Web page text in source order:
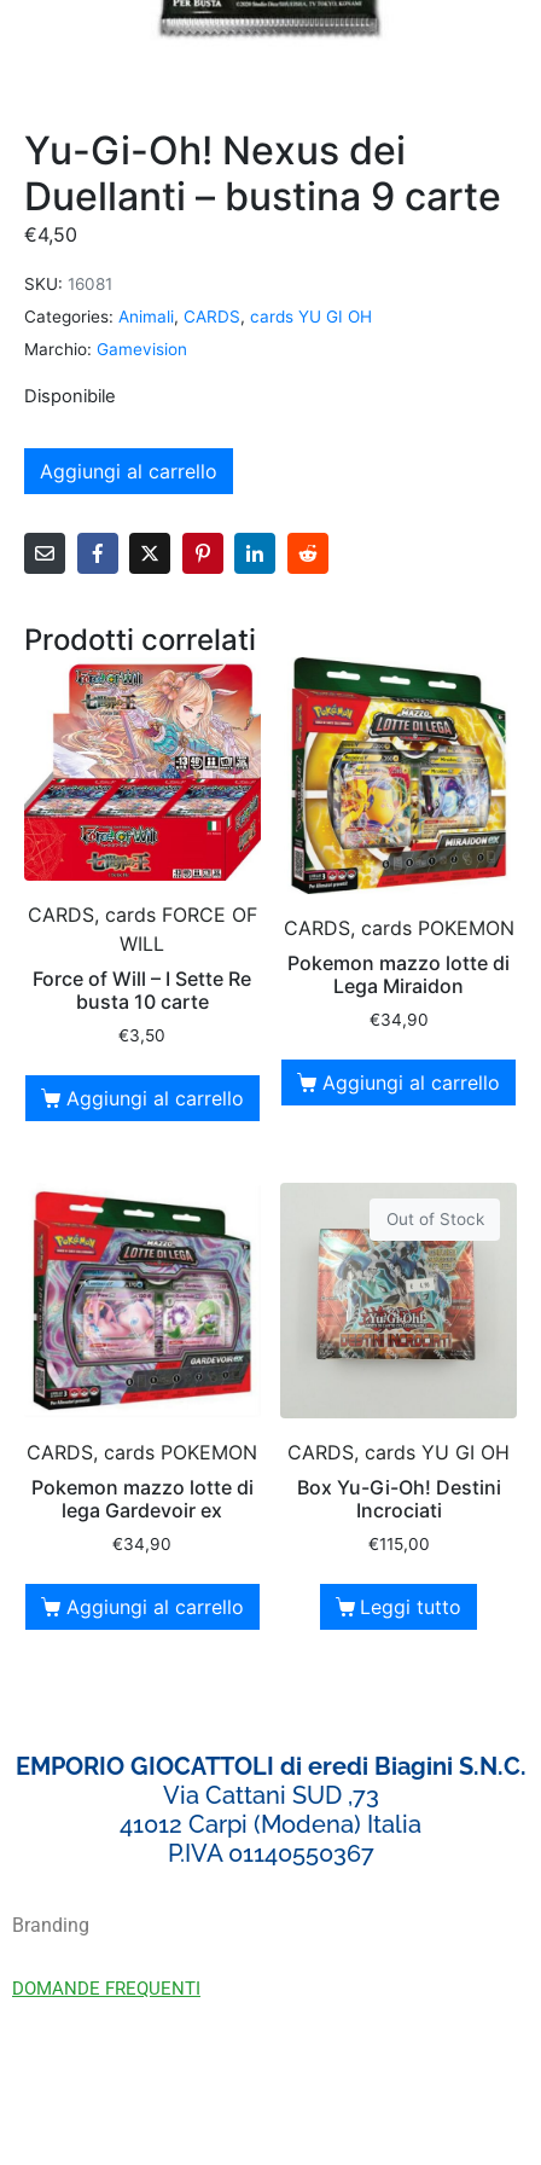
Yu-Gi-Oh! Nexus dei
Duellanti – bustina 9 carte
€4,50
SKU: 16081
Categories: Animali, CARDS, cards YU GI OH
Marchio: Gamevision
Disponibile
Aggiungi al carrello
Prodotti correlati
CARDS, cards FORCE OF
WILL
Force of Will – I Sette Re
busta 10 carte
€3,50
Aggiungi al carrello
CARDS, cards POKEMON
Pokemon mazzo lotte di
Lega Miraidon
€34,90
Aggiungi al carrello
CARDS, cards POKEMON
Pokemon mazzo lotte di
lega Gardevoir ex
€34,90
Aggiungi al carrello
Out of Stock
CARDS, cards YU GI OH
Box Yu-Gi-Oh! Destini
Incrociati
€115,00
Leggi tutto
EMPORIO GIOCATTOLI di eredi Biagini S.N.C.
Via Cattani SUD ,73
41012 Carpi (Modena) Italia
P.IVA 01140550367
Branding
DOMANDE FREQUENTI